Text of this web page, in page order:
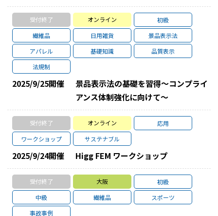
受付終了 オンライン
初級
繊維品
日用雑貨
景品表示法
アパレル
基礎知識
品質表示
法規制
2025/9/25開催
景品表示法の基礎を習得～コンプライ
アンス体制強化に向けて～
受付終了 オンライン
応用
ワークショップ
サステナブル
2025/9/24開催 Higg FEM ワークショップ
受付終了 大阪
初級
中級
繊維品
スポーツ
事故事例